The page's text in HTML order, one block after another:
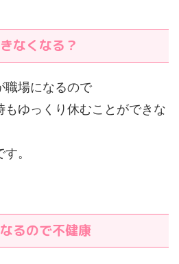
なくなる？
職場になるので
もゆっくり休むことができな
。
るので不健康